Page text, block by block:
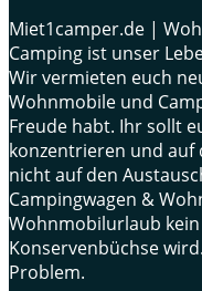
Miet1camper.de |
Camping ist unser
Wir vermieten euch
Wohnmobile und
Freude habt. Ihr sollt
konzentrieren und auf
nicht auf den
Campingwagen &
Wohnmobilurlaub
Konservenbüchse
Problem.